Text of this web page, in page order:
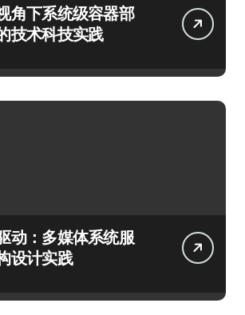
角下系统级容器部
技术科技实践
动：多媒体系统服
设计实践